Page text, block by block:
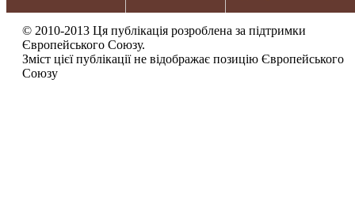
© 2010-2013 Ця публікація розроблена за підтримки
Європейського Союзу.
Зміст цієї публікації не відображає позицію Європейського
Союзу